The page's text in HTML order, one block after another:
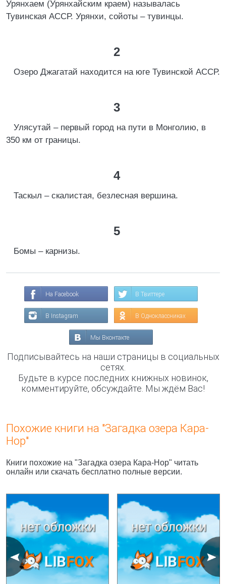
Урянхаем (Урянхайским краем) называлась
Тувинская АССР. Урянхи, сойоты – тувинцы.
2
Озеро Джагатай находится на юге Тувинской АССР.
3
Улясутай – первый город на пути в Монголию, в
350 км от границы.
4
Таскыл – скалистая, безлесная вершина.
5
Бомы – карнизы.
На Facebook В Твиттере
В Instagram В Одноклассниках
Мы Вконтакте
Подписывайтесь на наши страницы в социальных
сетях.
Будьте в курсе последних книжных новинок,
комментируйте, обсуждайте. Мы ждём Вас!
Похожие книги на "Загадка озера Кара-
Нор"
Книги похожие на "Загадка озера Кара-Нор" читать
онлайн или скачать бесплатно полные версии.